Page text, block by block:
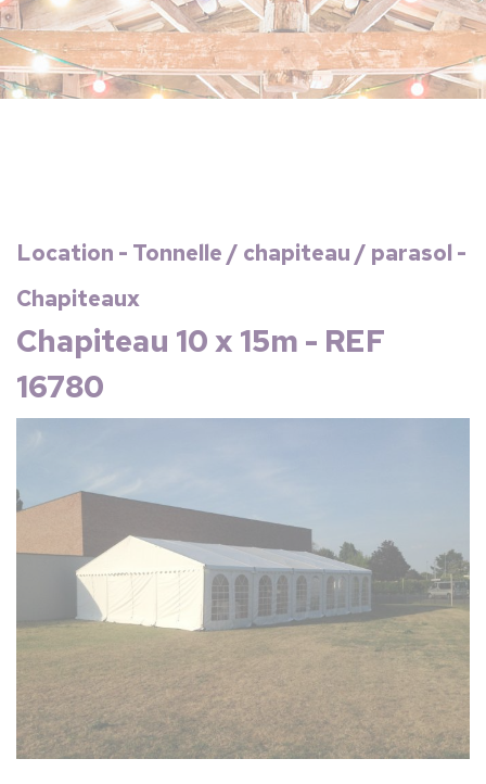
Location - Tonnelle / chapiteau / parasol -
Chapiteaux
Chapiteau 10 x 15m - REF
16780